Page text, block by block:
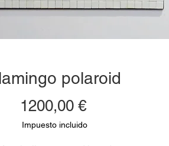
polaroid
1200,00 €Precio
Impuesto incluido